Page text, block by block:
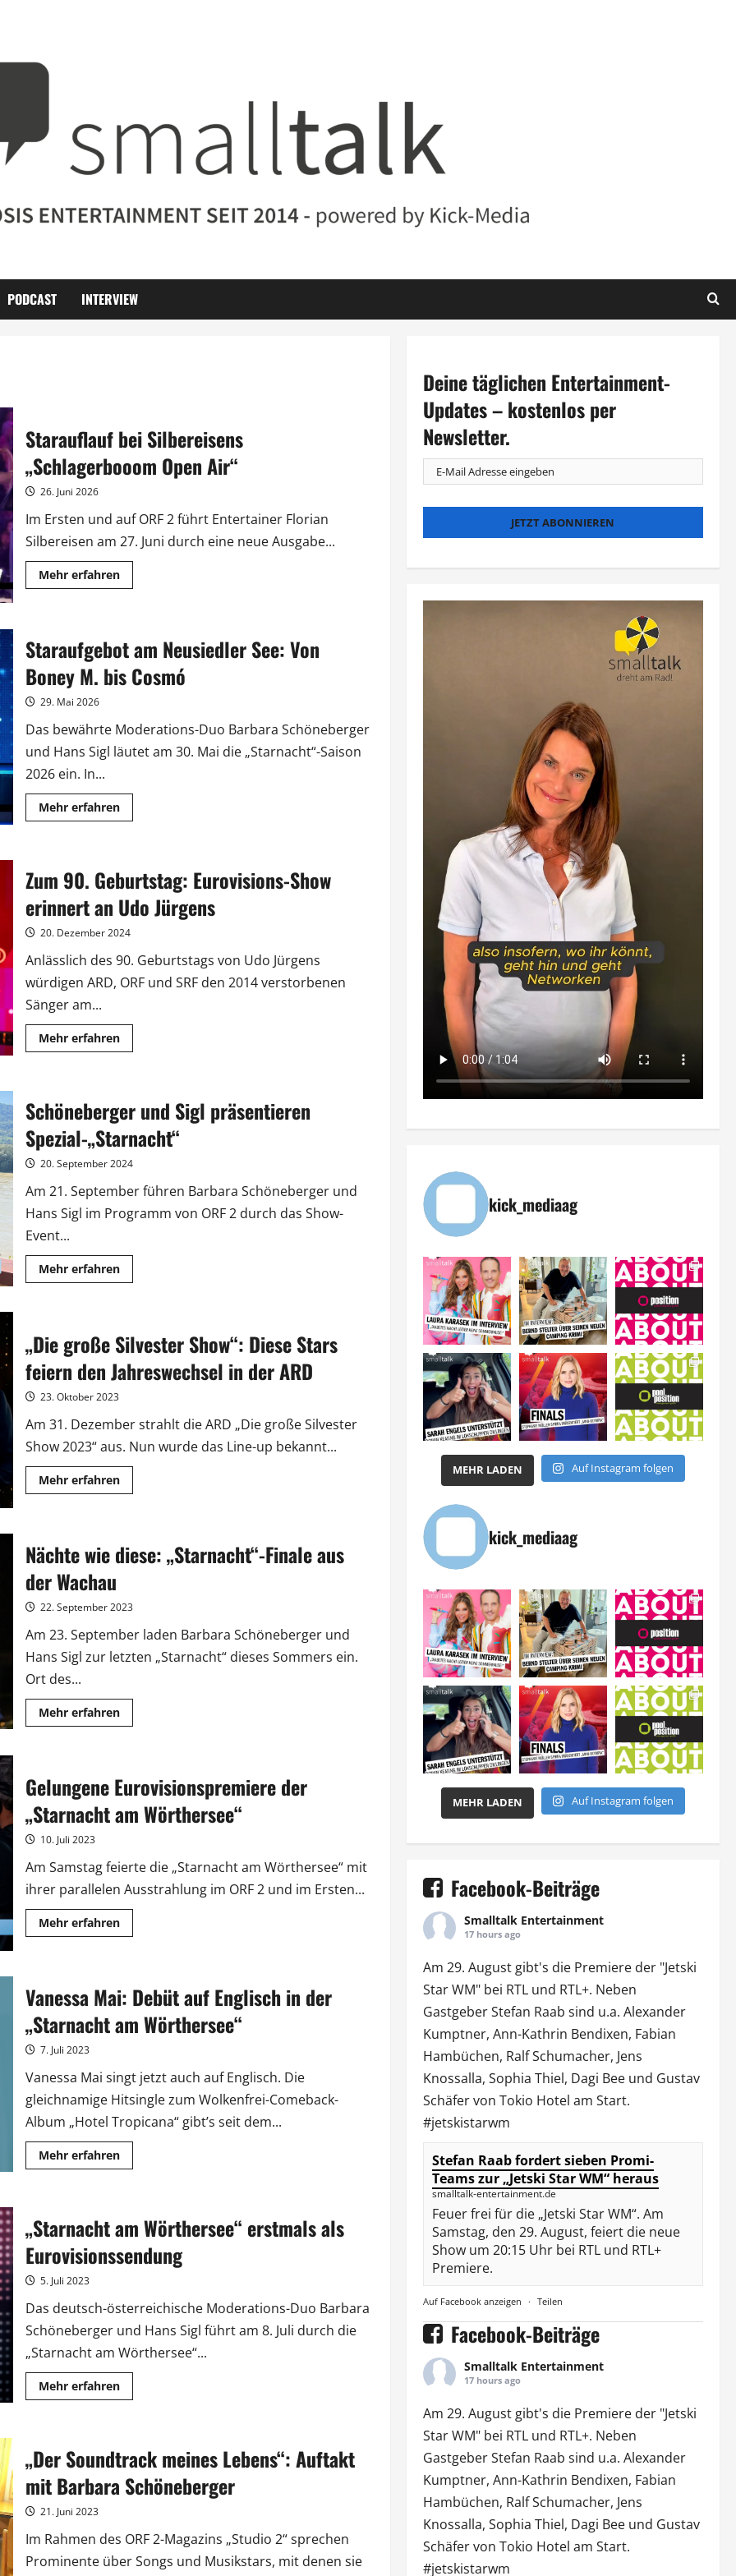
PODCAST INTERVIEW
Starauflauf bei Silbereisens
„Schlagerbooom Open Air“
26. Juni 2026
Im Ersten und auf ORF 2 führt Entertainer Florian
Silbereisen am 27. Juni durch eine neue Ausgabe...
Mehr erfahrenMehr
Informationen
„Schlagerbooom
Open
Air“
Staraufgebot am Neusiedler See: Von
Boney M. bis Cosmó
29. Mai 2026
Das bewährte Moderations-Duo Barbara Schöneberger
und Hans Sigl läutet am 30. Mai die „Starnacht“-Saison
2026 ein. In...
Mehr erfahrenMehr
Informationen
See:
Von
Boney
M.
bis
Cosmó
Zum 90. Geburtstag: Eurovisions-Show
erinnert an Udo Jürgens
20. Dezember 2024
Anlässlich des 90. Geburtstags von Udo Jürgens
würdigen ARD, ORF und SRF den 2014 verstorbenen
Sänger am...
Mehr erfahrenMehr
Informationen
Eurovisions-
Show
erinnert
an
Udo
Jürgens
Schöneberger und Sigl präsentieren
Spezial-„Starnacht“
20. September 2024
Am 21. September führen Barbara Schöneberger und
Hans Sigl im Programm von ORF 2 durch das Show-
Event...
Mehr erfahrenMehr
Informationen
präsentieren
Spezial-
„Starnacht“
„Die große Silvester Show“: Diese Stars
feiern den Jahreswechsel in der ARD
23. Oktober 2023
Am 31. Dezember strahlt die ARD „Die große Silvester
Show 2023“ aus. Nun wurde das Line-up bekannt...
Mehr erfahrenMehr
Informationen
Show“:
Diese
Jahreswechsel
der
ARD
Nächte wie diese: „Starnacht“-Finale aus
der Wachau
22. September 2023
Am 23. September laden Barbara Schöneberger und
Hans Sigl zur letzten „Starnacht“ dieses Sommers ein.
Ort des...
Mehr erfahrenMehr
Informationen
„Starnacht“-
Finale
der
Wachau
Gelungene Eurovisionspremiere der
„Starnacht am Wörthersee“
10. Juli 2023
Am Samstag feierte die „Starnacht am Wörthersee“ mit
ihrer parallelen Ausstrahlung im ORF 2 und im Ersten...
Mehr erfahrenMehr
Informationen
„Starnacht
am
Wörthersee“
Vanessa Mai: Debüt auf Englisch in der
„Starnacht am Wörthersee“
7. Juli 2023
Vanessa Mai singt jetzt auch auf Englisch. Die
gleichnamige Hitsingle zum Wolkenfrei-Comeback-
Album „Hotel Tropicana“ gibt’s seit dem...
Mehr erfahrenMehr
Informationen
auf
Englisch
der
„Starnacht
„Starnacht am Wörthersee“ erstmals als
Eurovisionssendung
5. Juli 2023
Das deutsch-österreichische Moderations-Duo Barbara
Schöneberger und Hans Sigl führt am 8. Juli durch die
„Starnacht am Wörthersee“...
Mehr erfahrenMehr
Informationen
erstmals
als
Eurovisionssendung
„Der Soundtrack meines Lebens“: Auftakt
mit Barbara Schöneberger
21. Juni 2023
Im Rahmen des ORF 2-Magazins „Studio 2“ sprechen
Prominente über Songs und Musikstars, mit denen sie
Deine täglichen Entertainment-
Updates – kostenlos per
Newsletter.
kick_mediaag
MEHR LADEN Auf Instagram folgen
kick_mediaag
MEHR LADEN Auf Instagram folgen
Facebook-Beiträge
Smalltalk Entertainment
17 hours ago
Am 29. August gibt's die Premiere der "Jetski
Star WM" bei RTLund RTL+. Neben
Gastgeber Stefan Raab sind u.a. Alexander
Kumptner, Ann-Kathrin Bendixen, Fabian
Hambüchen, Ralf Schumacher, Jens
Knossalla, Sophia Thiel, Dagi Beeund Gustav
Schäfer von Tokio Hotel am Start.
#jetskistarwm
Stefan Raab fordert sieben Promi-
Teams zur „Jetski Star WM“ heraus
smalltalk-entertainment.de
Feuer frei für die „Jetski Star WM“. Am
Samstag, den 29. August, feiert die neue
Show um 20:15 Uhr bei RTL und RTL+
Premiere.
Auf Facebook anzeigen · Teilen
Facebook-Beiträge
Smalltalk Entertainment
17 hours ago
Am 29. August gibt's die Premiere der "Jetski
Star WM" bei RTLund RTL+. Neben
Gastgeber Stefan Raab sind u.a. Alexander
Kumptner, Ann-Kathrin Bendixen, Fabian
Hambüchen, Ralf Schumacher, Jens
Knossalla, Sophia Thiel, Dagi Beeund Gustav
Schäfer von Tokio Hotel am Start.
#jetskistarwm